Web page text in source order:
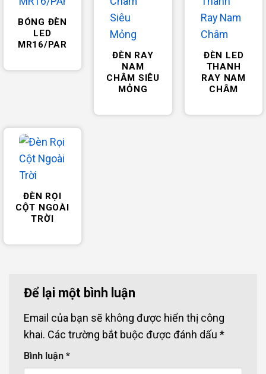
BÓNG ĐÈN
LED
MR16/PAR
ĐÈN RAY
NAM
CHÂM SIÊU
MỎNG
ĐÈN LED
THANH
RAY NAM
CHÂM
ĐÈN RỌI
CỘT NGOÀI
TRỜI
Để lại một bình luận
Email của bạn sẽ không được hiển thị công
khai. Các trường bắt buộc được đánh dấu *
Bình luận *